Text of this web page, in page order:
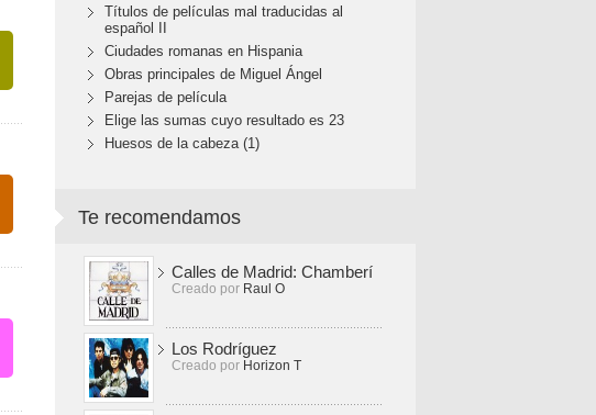
Títulos de películas mal traducidas al
español II
Ciudades romanas en Hispania
Obras principales de Miguel Ángel
Parejas de película
Elige las sumas cuyo resultado es 23
Huesos de la cabeza (1)
Te recomendamos
Calles de Madrid: Chamberí
Creado por Raul O
Los Rodríguez
Creado por Horizon T